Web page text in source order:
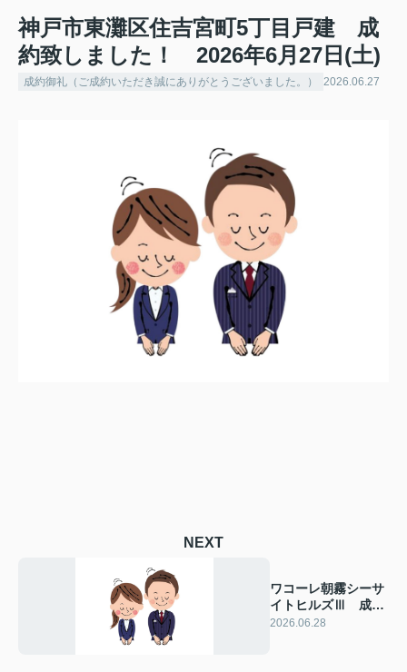
神戸市東灘区住吉宮町5丁目戸建 成
約致しました！ 2026年6月27日(土)
成約御礼（ご成約いただき誠にありがとうございました。） 2026.06.27
NEXT
ワコーレ朝霧シーサ
イトヒルズⅢ 成約
致しました！ 2026
2026.06.28